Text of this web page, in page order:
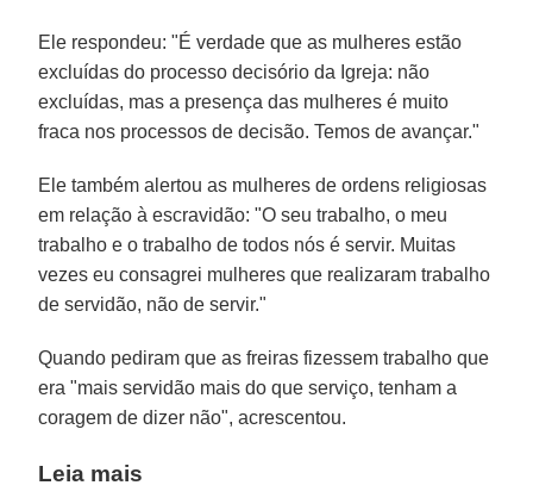
Ele respondeu: "É verdade que as mulheres estão
excluídas do processo decisório da Igreja: não
excluídas, mas a presença das mulheres é muito
fraca nos processos de decisão. Temos de avançar."
Ele também alertou as mulheres de ordens religiosas
em relação à escravidão: "O seu trabalho, o meu
trabalho e o trabalho de todos nós é servir. Muitas
vezes eu consagrei mulheres que realizaram trabalho
de servidão, não de servir."
Quando pediram que as freiras fizessem trabalho que
era "mais servidão mais do que serviço, tenham a
coragem de dizer não", acrescentou.
Leia mais